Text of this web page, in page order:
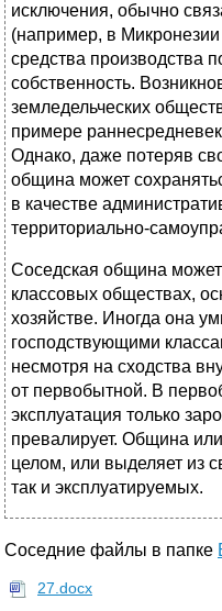
исключения, обычно
(например, в
средства производства
собственность.
земледельческих
примере
Однако, даже потеряв
община может
в качестве
территориально-
Соседская община может
классовых обществах,
хозяйстве. Иногда она
господствующими
несмотря на сходства
от первобытной. В
эксплуатация только
превалирует. Община
целом, или выделяет из
так и эксплуатируемых.
Соседние файлы в папке
27.docx